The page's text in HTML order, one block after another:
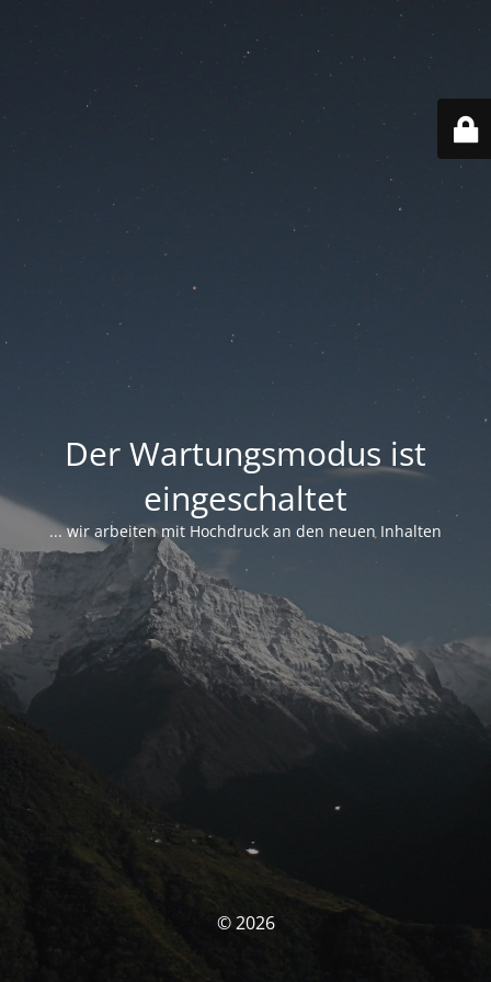
Der Wartungsmodus ist
eingeschaltet
... wir arbeiten mit Hochdruck an den neuen Inhalten
© 2026